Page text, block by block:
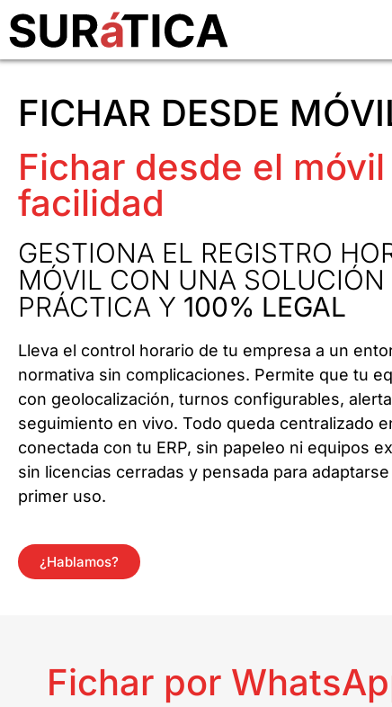
FICHAR DESDE
Fichar desde el
facilidad
GESTIONA EL REGISTRO
MÓVIL CON UNA SOLUCIÓN
PRÁCTICA Y 100% LEGAL
Lleva el control horario de tu empresa a un
normativa sin complicaciones. Permite que tu
con geolocalización, turnos configurables,
seguimiento en vivo. Todo queda centralizado
conectada con tu ERP, sin papeleo ni equipos
sin licencias cerradas y pensada para
primer uso.
¿Hablamos?
Fichar por